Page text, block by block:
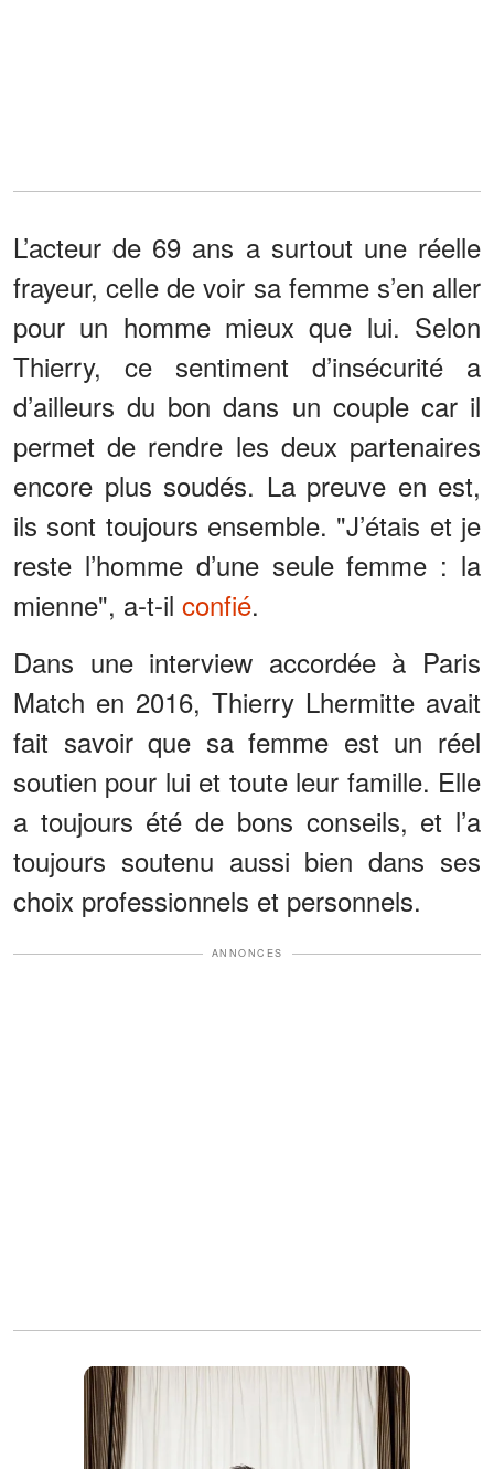
L’acteur de 69 ans a surtout une réelle
frayeur, celle de voir sa femme s’en aller
pour un homme mieux que lui. Selon
Thierry, ce sentiment d’insécurité a
d’ailleurs du bon dans un couple car il
permet de rendre les deux partenaires
encore plus soudés. La preuve en est,
ils sont toujours ensemble. "J’étais et je
reste l’homme d’une seule femme : la
mienne", a-t-il confié.
Dans une interview accordée à Paris
Match en 2016, Thierry Lhermitte avait
fait savoir que sa femme est un réel
soutien pour lui et toute leur famille. Elle
a toujours été de bons conseils, et l’a
toujours soutenu aussi bien dans ses
choix professionnels et personnels.
ANNONCES